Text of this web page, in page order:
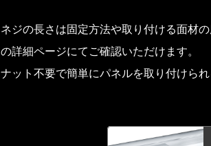
ネジの長さは固定方法や取り付ける面材
の詳細ページにてご確認いただけます。
ナット不要で簡単にパネルを取り付けられ